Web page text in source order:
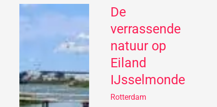
De
verrassende
natuur op
Eiland
IJsselmonde
Rotterdam
De
natuur
op
Eiland
IJsselmonde